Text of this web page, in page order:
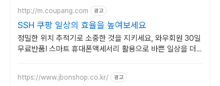
http://m.coupang.com 광고
SSH 쿠팡 일상의 효율을 높여보세요
정밀한 위치 추적기로 소중한 것을 지키세요, 와우회원 30일
무료반품! 스마트 휴대폰액세서리 활용으로 바쁜 일상을 더
https://www.jbonshop.co.kr/ 광고